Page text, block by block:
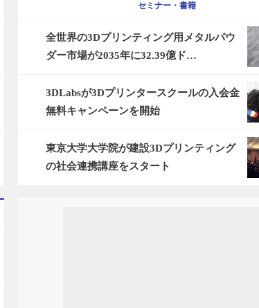
セミナー・書籍
全世界の3Dプリンティング用メタルパウ
ダー市場が2035年に32.39億ド…
3DLabsが3Dプリンタースクールの入会金
無料キャンペーンを開始
東京大学大学院が建設3Dプリンティング
の社会連携講座をスタート